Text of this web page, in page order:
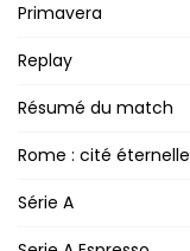
Primavera
Replay
Résumé du match
Rome : cité éternelle
Série A